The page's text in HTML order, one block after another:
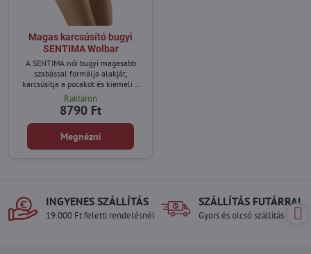
Magas karcsúsító bugyi
SENTIMA Wolbar
A SENTIMA női bugyi magasabb
szabással formálja alakját,
karcsúsítja a pocakot és kiemeli a
derekát.
Raktáron
8790 Ft
Megnézni
INGYENES SZÁLLÍTÁS
19.000 Ft feletti rendelésnél
SZÁLLÍTÁS FUTÁRRAL
Gyors és olcsó szállítás